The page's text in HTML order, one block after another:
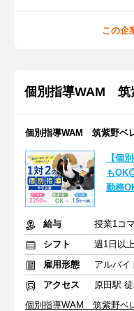
この企
個別指導WAM 筑
個別指導WAM 筑紫野ベ
【個
も
勤務
給与
シフト
週1日以
雇用形態
アルバイ
アクセス
原田駅
個別指導WAM 筑紫野ベ